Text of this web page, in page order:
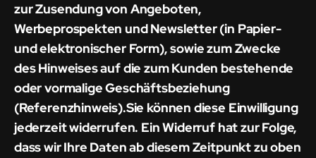
zur Zusendung von Angeboten,
Werbeprospekten und Newsletter (in Papier-
und elektronischer Form), sowie zum Zwecke
des Hinweises auf die zum Kunden bestehende
oder vormalige Geschäftsbeziehung
(Referenzhinweis).Sie können diese Einwilligung
jederzeit widerrufen. Ein Widerruf hat zur Folge,
dass wir Ihre Daten ab diesem Zeitpunkt zu oben